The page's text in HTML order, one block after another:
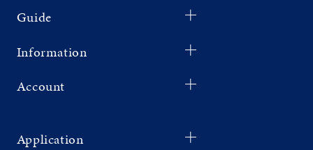
Guide
Information
Account
Application